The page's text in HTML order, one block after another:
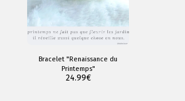
Bracelet "Renaissance du
Printemps"
24.99€